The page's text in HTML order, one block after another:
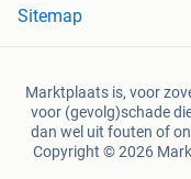
Sitemap
Marktplaats is, voor
voor (gevolg)schade
dan wel uit fouten of
Copyright © 2026